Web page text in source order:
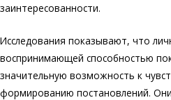
заинтересованности.
Исследования показывают, что
воспринимающей способностью
значительную возможность к
формированию постановлений.